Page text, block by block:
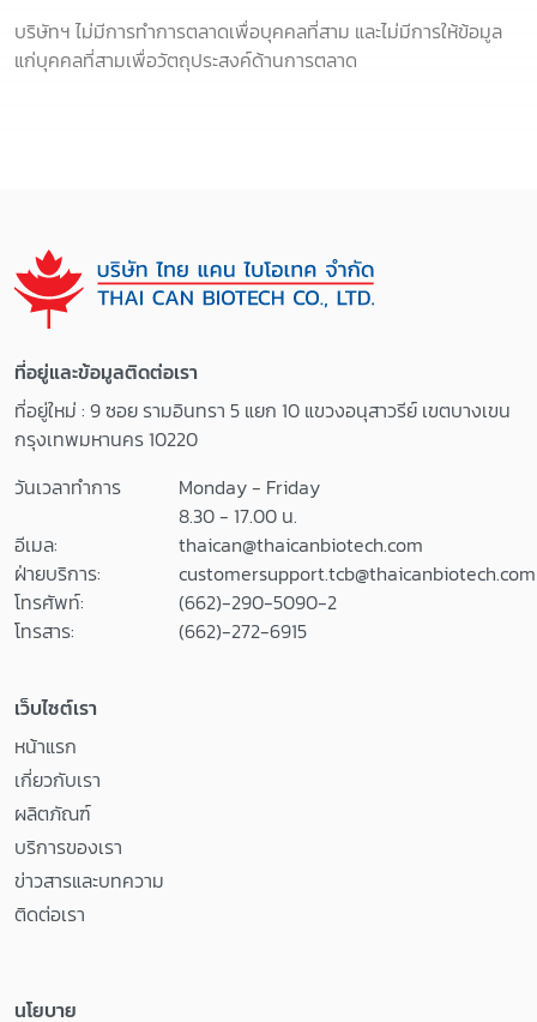
บริษัทฯ ไม่มีการทำการตลาดเพื่อบุคคลที่สาม และไม่มีการให้ข้อมูล
แก่บุคคลที่สามเพื่อวัตถุประสงค์ด้านการตลาด
ที่อยู่และข้อมูลติดต่อเรา
ที่อยู่ใหม่ : 9 ซอย รามอินทรา 5 แยก 10 แขวงอนุสาวรีย์ เขตบางเขน
กรุงเทพมหานคร 10220
วันเวลาทำการ
Monday - Friday
8.30 - 17.00 น.
อีเมล:
thaican@thaicanbiotech.com
ฝ่ายบริการ:
customersupport.tcb@thaicanbiotech.com
โทรศัพท์:
(662)-290-5090-2
โทรสาร:
(662)-272-6915
เว็บไซต์เรา
หน้าแรก
เกี่ยวกับเรา
ผลิตภัณฑ์
บริการของเรา
ข่าวสารและบทความ
ติดต่อเรา
นโยบาย